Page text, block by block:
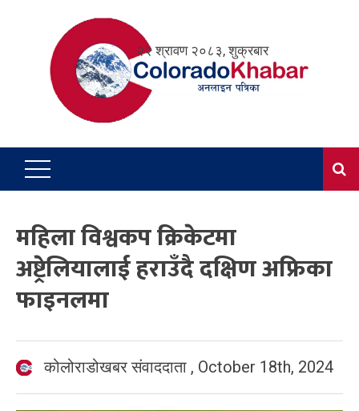
२२ श्रावण २०८३, शुक्रबार
महिला विश्वकप क्रिकेटमा
अष्ट्रेलियालाई हराउँदै दक्षिण अफ्रिका
फाइनलमा
कोलोराडोखबर संवाददाता , October 18th, 2024